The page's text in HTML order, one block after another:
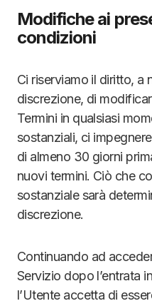
Modifiche ai
condizioni
Ci riserviamo il diritto, a
discrezione, di
Termini in qualsiasi
sostanziali, ci
di almeno 30 giorni
nuovi termini. Ciò che
sostanziale sarà
discrezione.
Continuando ad
Servizio dopo l’entrata
l’Utente accetta di